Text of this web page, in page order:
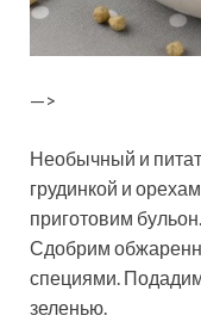
—>
Необычный и
грудинкой и
приготовим
Сдобрим
специями.
зеленью.